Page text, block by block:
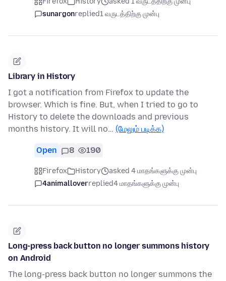
sunargonreplied1 வருடத்திற்கு முன்பு
Library in History
I got a notification from Firefox to update the
browser. Which is fine. But, when I tried to go to
History to delete the downloads and previous
months history. It will no… (மேலும் படிக்க)
Open 8 190
Firefox History
asked 4 மாதங்களுக்கு முன்பு
4animalloverreplied4 மாதங்களுக்கு முன்பு
Long-press back button no longer summons history
on Android
The long-press back button no longer summons the